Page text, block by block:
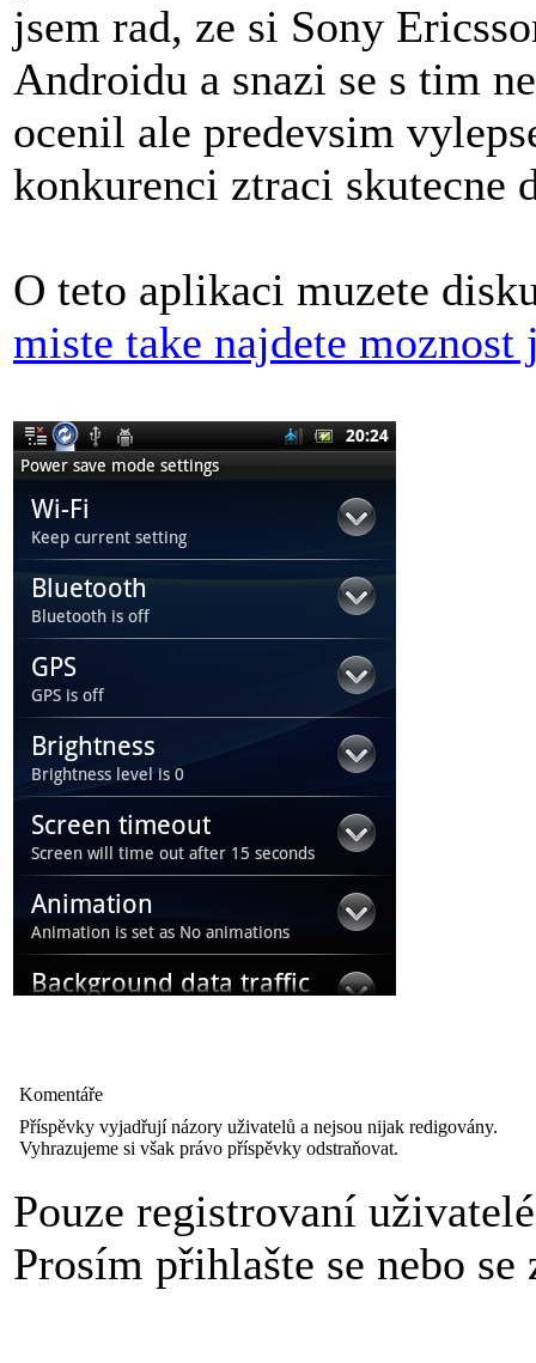
jsem rad, ze si Sony
Androidu a snazi se s tim
ocenil ale predevsim
konkurenci ztraci skutecne
O teto aplikaci muzete
miste take najdete moznost
Komentáře
Příspěvky vyjadřují názory uživatelů a nejsou nijak redigovány.
Vyhrazujeme si však právo příspěvky odstraňovat.
Pouze registrovaní
Prosím přihlašte se nebo